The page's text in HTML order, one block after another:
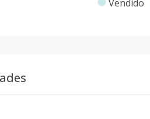
Vendido